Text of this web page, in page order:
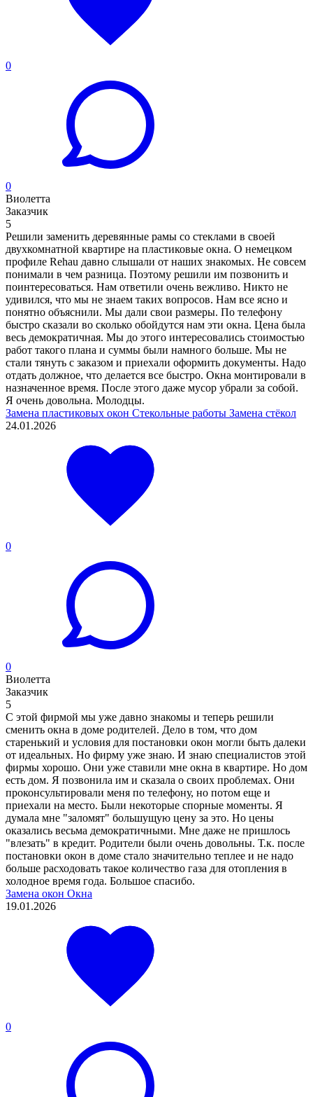
0
0
Виолетта
Заказчик
5
Решили заменить деревянные рамы со стеклами в своей
двухкомнатной квартире на пластиковые окна. О немецком
профиле Rehau давно слышали от наших знакомых. Не совсем
понимали в чем разница. Поэтому решили им позвонить и
поинтересоваться. Нам ответили очень вежливо. Никто не
удивился, что мы не знаем таких вопросов. Нам все ясно и
понятно объяснили. Мы дали свои размеры. По телефону
быстро сказали во сколько обойдутся нам эти окна. Цена была
весь демократичная. Мы до этого интересовались стоимостью
работ такого плана и суммы были намного больше. Мы не
стали тянуть с заказом и приехали оформить документы. Надо
отдать должное, что делается все быстро. Окна монтировали в
назначенное время. После этого даже мусор убрали за собой.
Я очень довольна. Молодцы.
Замена пластиковых окон Стекольные работы Замена стёкол
24.01.2026
0
0
Виолетта
Заказчик
5
С этой фирмой мы уже давно знакомы и теперь решили
сменить окна в доме родителей. Дело в том, что дом
старенький и условия для постановки окон могли быть далеки
от идеальных. Но фирму уже знаю. И знаю специалистов этой
фирмы хорошо. Они уже ставили мне окна в квартире. Но дом
есть дом. Я позвонила им и сказала о своих проблемах. Они
проконсультировали меня по телефону, но потом еще и
приехали на место. Были некоторые спорные моменты. Я
думала мне "заломят" большущую цену за это. Но цены
оказались весьма демократичными. Мне даже не пришлось
"влезать" в кредит. Родители были очень довольны. Т.к. после
постановки окон в доме стало значительно теплее и не надо
больше расходовать такое количество газа для отопления в
холодное время года. Большое спасибо.
Замена окон Окна
19.01.2026
0